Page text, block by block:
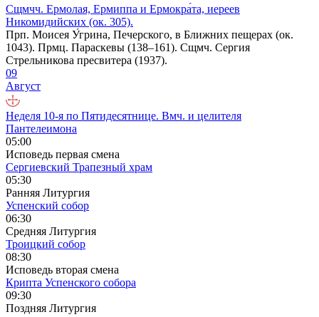
Сщмчч. Ермолая, Ермиппа и Ермокра́та, иереев
Никомидийских (ок. 305).
Прп. Моисея У́грина, Печерского, в Ближних пещерах (ок.
1043). Прмц. Параскевы (138–161). Сщмч. Сергия
Стрельникова пресвитера (1937).
09
Август
Неделя 10-я по Пятидесятнице. Вмч. и целителя
Пантелеимона
05:00
Исповедь первая смена
Сергиевский Трапезный храм
05:30
Ранняя Литургия
Успенский собор
06:30
Средняя Литургия
Троицкий собор
08:30
Исповедь вторая смена
Крипта Успенского собора
09:30
Поздняя Литургия